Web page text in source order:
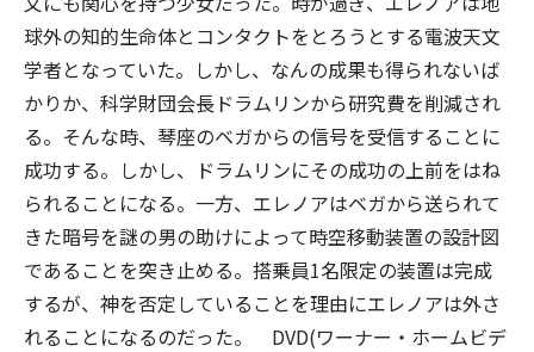
球外の知的生命体とコンタクトをとろうとする電波天文
学者となっていた。しかし、なんの成果も得られないば
かりか、科学財団会長ドラムリンから研究費を削減され
る。そんな時、琴座のベガからの信号を受信することに
成功する。しかし、ドラムリンにその成功の上前をはね
られることになる。一方、エレノアはベガから送られて
きた暗号を謎の男の助けによって時空移動装置の設計図
であることを突き止める。搭乗員1名限定の装置は完成
するが、神を否定していることを理由にエレノアは外さ
れることになるのだった。 DVD(ワーナー・ホームビデ